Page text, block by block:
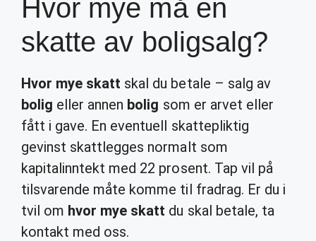
Hvor mye må en
skatte av boligsalg?
Hvor mye skatt skal du betale – salg av
bolig eller annen bolig som er arvet eller
fått i gave. En eventuell skattepliktig
gevinst skattlegges normalt som
kapitalinntekt med 22 prosent. Tap vil på
tilsvarende måte komme til fradrag. Er du i
tvil om hvor mye skatt du skal betale, ta
kontakt med oss.